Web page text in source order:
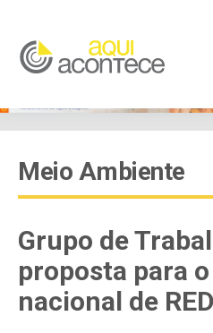
Meio Ambiente
Grupo de
proposta para
nacional de